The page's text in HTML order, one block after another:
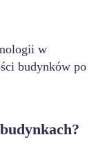
w
budynków po